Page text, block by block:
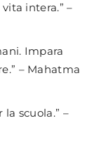
intera.” –
Impara
– Mahatma
scuola.” –